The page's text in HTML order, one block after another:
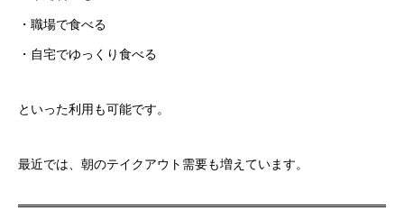
・職場で食べる
・自宅でゆっくり食べる
といった利用も可能です。
最近では、朝のテイクアウト需要も増えています。